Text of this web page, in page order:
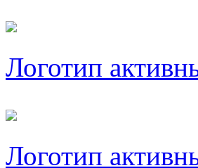
Логотип
Логотип